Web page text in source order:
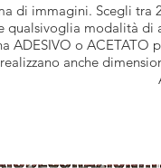
di immagini. Scegli tra
qualsivoglia modalità di
ADESIVO o ACETATO
anche